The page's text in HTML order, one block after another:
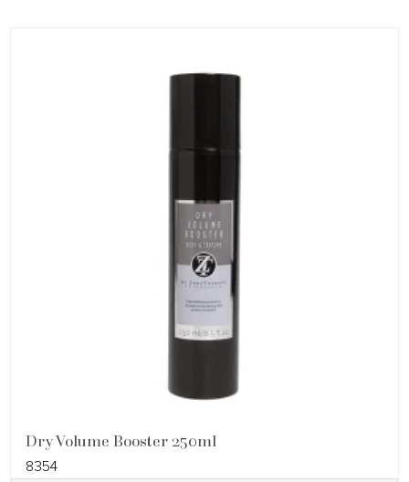
Dry Volume Booster 250ml
8354